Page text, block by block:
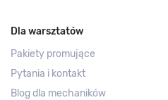
Dla warsztatów
Pakiety promujące
Pytania i kontakt
Blog dla mechaników